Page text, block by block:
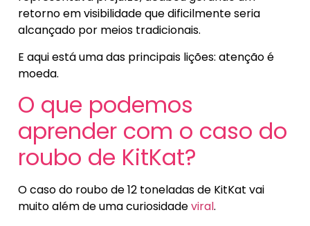
retorno em visibilidade que dificilmente seria
alcançado por meios tradicionais.
E aqui está uma das principais lições: atenção é
moeda.
O que podemos
aprender com o caso do
roubo de KitKat?
O caso do roubo de 12 toneladas de KitKat vai
muito além de uma curiosidadeviral.